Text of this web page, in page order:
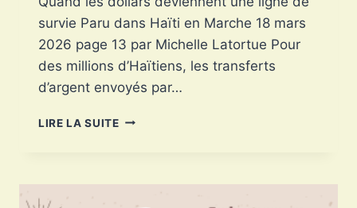
survie Paru dans Haïti en Marche 18 mars
2026 page 13 par Michelle Latortue Pour
des millions d’Haïtiens, les transferts
d’argent envoyés par…
LIRE LA SUITEQUAND